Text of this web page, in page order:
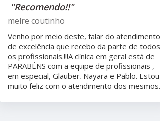
"Recomendo!!"
melre coutinho
Venho por meio deste, falar do atendimento
de excelência que recebo da parte de todos
os profissionais.!!!A clínica em geral está de
PARABÉNS com a equipe de profissionais ,
em especial, Glauber, Nayara e Pablo. Estou
muito feliz com o atendimento dos mesmos.